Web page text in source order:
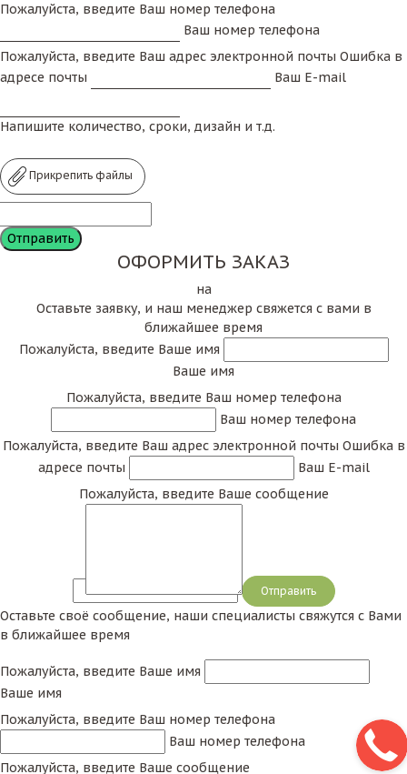
Пожалуйста, введите Ваш номер телефона
Ваш номер телефона
Пожалуйста, введите Ваш адрес электронной почты Ошибка в
адресе почты
Ваш E-mail
Напишите количество, сроки, дизайн и т.д.
Прикрепить файлы
ОФОРМИТЬ ЗАКАЗ
на
Оставьте заявку, и наш менеджер свяжется с вами в
ближайшее время
Пожалуйста, введите Ваше имя
Ваше имя
Пожалуйста, введите Ваш номер телефона
Ваш номер телефона
Пожалуйста, введите Ваш адрес электронной почты Ошибка в
адресе почты
Ваш E-mail
Пожалуйста, введите Ваше сообщение
Сообщение
Оставьте своё сообщение, наши специалисты свяжутся с Вами
в ближайшее время
Пожалуйста, введите Ваше имя
Ваше имя
Пожалуйста, введите Ваш номер телефона
Ваш номер телефона
Пожалуйста, введите Ваше сообщение